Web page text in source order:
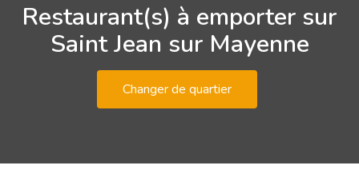
Restaurant(s) à emporter sur
Saint Jean sur Mayenne
Changer de quartier